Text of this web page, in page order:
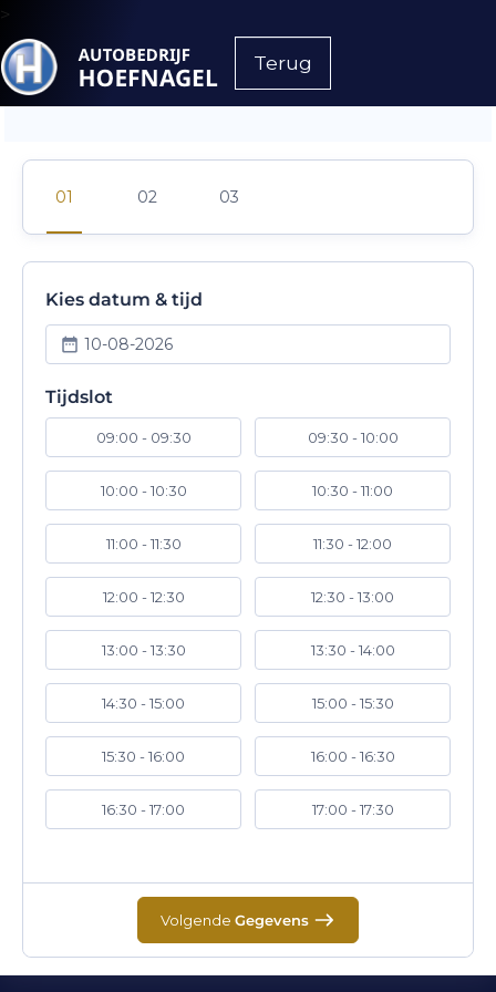
>
Terug
Kies datum & tijd
10-08-2026
Tijdslot
09:00 - 09:30 09:30 - 10:00
10:00 - 10:30 10:30 - 11:00
11:00 - 11:30 11:30 - 12:00
12:00 - 12:30 12:30 - 13:00
13:00 - 13:30 13:30 - 14:00
14:30 - 15:00 15:00 - 15:30
15:30 - 16:00 16:00 - 16:30
16:30 - 17:00 17:00 - 17:30
Volgende Gegevens